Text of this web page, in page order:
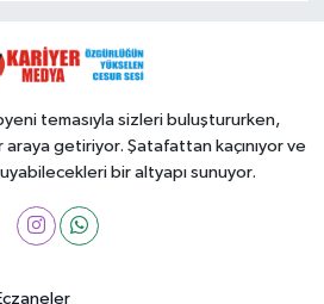
temasıyla sizleri buluştururken,
getiriyor. Şatafattan kaçınıyor ve
bir altyapı sunuyor.